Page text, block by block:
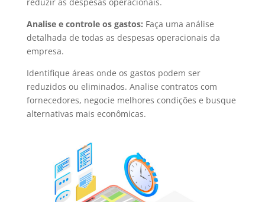
Analise e controle os gastos: Faça uma análise
detalhada de todas as despesas operacionais da
empresa.
Identifique áreas onde os gastos podem ser
reduzidos ou eliminados. Analise contratos com
fornecedores, negocie melhores condições e busque
alternativas mais econômicas.